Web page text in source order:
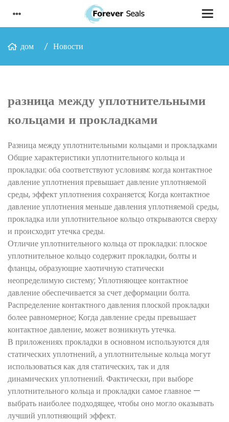
дом Новости
разница между уплотнительными
кольцами и прокладками
Разница между уплотнительными кольцами и прокладками
Общие характеристики уплотнительного кольца и
прокладки: оба соответствуют условиям: когда контактное
давление уплотнения превышает давление уплотняемой
среды, эффект уплотнения сохраняется; Когда контактное
давление уплотнения меньше давления уплотняемой среды,
прокладка или уплотнительное кольцо открываются сверху
и происходит утечка среды.
Отличие уплотнительного кольца от прокладки: плоское
уплотнительное кольцо содержит прокладки, болты и
фланцы, образующие хаотичную статически
неопределимую систему; Уплотняющее контактное
давление обеспечивается за счет деформации болта.
Распределение контактного давления плоской прокладки
более равномерное; Когда давление среды превышает
контактное давление, может возникнуть утечка.
В приложениях прокладки в основном используются для
статических уплотнений, а уплотнительные кольца могут
использоваться как для статических, так и для
динамических уплотнений. Фактически, при выборе
уплотнительного кольца и прокладки самое главное —
выбрать наиболее подходящее, чтобы оно могло оказывать
лучший уплотняющий эффект.